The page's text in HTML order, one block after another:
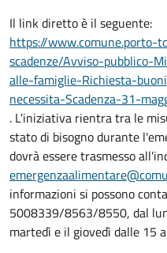
Il link diretto è il seguente:
https://www.comune.porto-
scadenze/Avviso-pubblico-
alle-famiglie-Richiesta-
necessita-Scadenza-31-
. L'iniziativa rientra tra le
stato di bisogno durante
dovrà essere trasmesso
informazioni si possono
5008339/8563/8550, dal
martedì e il giovedì dalle 15